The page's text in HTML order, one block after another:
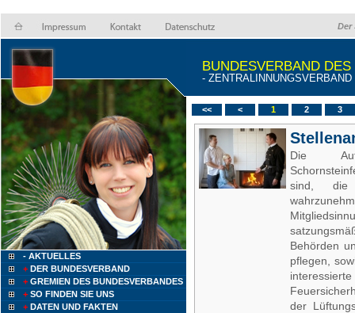
Der
- AKTUELLES
+ DER BUNDESVERBAND
+ GREMIEN DES BUNDESVERBANDES
+ SO FINDEN SIE UNS
+ DATEN UND FAKTEN
BUNDESVERBAND
- ZENTRALINNUNGSVERBAND
<< < 1 2 3
Die
sind, die
Behörden
pflegen,
der